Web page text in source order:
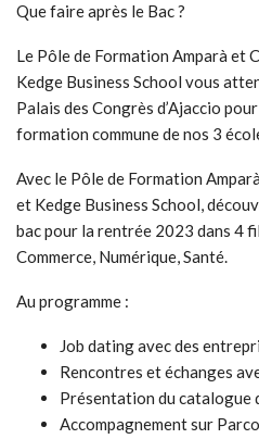
Que faire après le Bac ?
Le Pôle de Formation Amparà et
Kedge Business School vous
Palais des Congrès d’Ajaccio
formation commune de nos 3
Avec le Pôle de Formation
et Kedge Business School,
bac pour la rentrée 2023 dans 4
Commerce, Numérique, Santé.
Au programme :
Job dating avec des
Rencontres et échanges
Présentation du catalogue
Accompagnement sur